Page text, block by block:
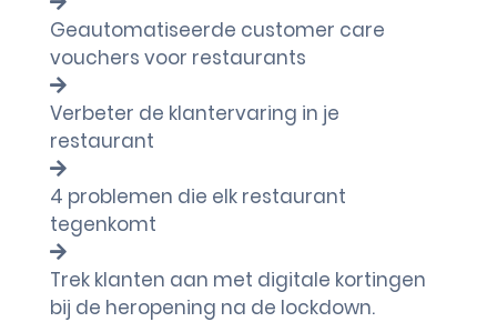
Geautomatiseerde customer care
vouchers voor restaurants
Verbeter de klantervaring in je
restaurant
4 problemen die elk restaurant
tegenkomt
Trek klanten aan met digitale kortingen
bij de heropening na de lockdown.